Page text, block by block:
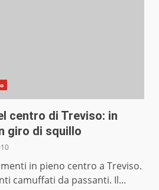
centro di Treviso: in
giro di squillo
in pieno centro a Treviso.
camuffati da passanti. Il...